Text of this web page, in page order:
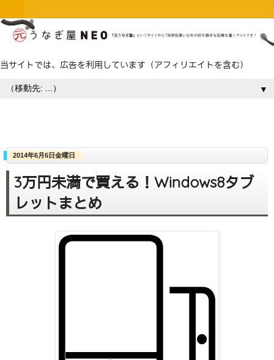
当サイトでは、広告を利用しています（アフィリエイトを含む）
▼
2014年6月6日金曜日
3万円未満で買える！Windows8タブ
レットまとめ